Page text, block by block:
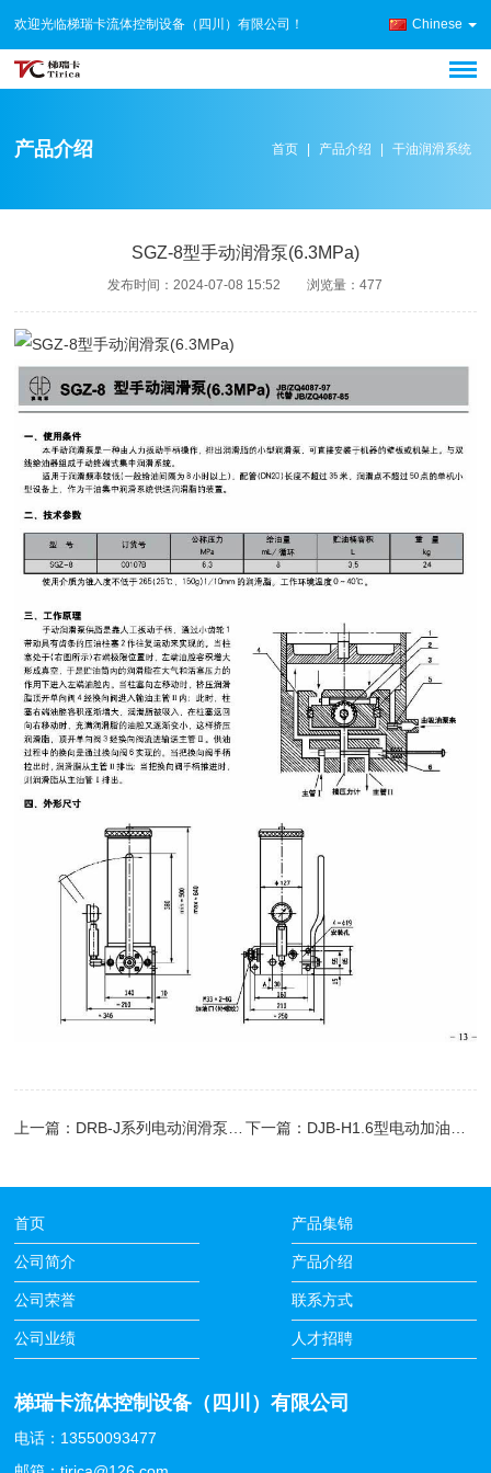
欢迎光临梯瑞卡流体控制设备（四川）有限公司！ Chinese
产品介绍 首页 | 产品介绍 | 干油润滑系统
SGZ-8型手动润滑泵(6.3MPa)
发布时间：2024-07-08 15:52 浏览量：477
上一篇： DRB-J系列电动润滑泵(10MPa) 下一篇： DJB-H1.6型电动加油泵(4MPa)
首页
公司简介
公司荣誉
公司业绩
产品集锦
产品介绍
联系方式
人才招聘
梯瑞卡流体控制设备（四川）有限公司
电话：13550093477